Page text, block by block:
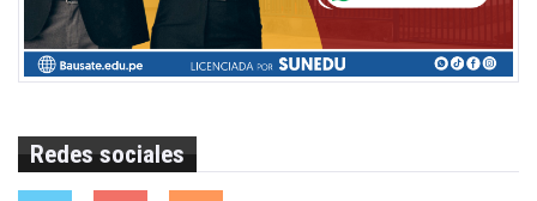
Redes sociales